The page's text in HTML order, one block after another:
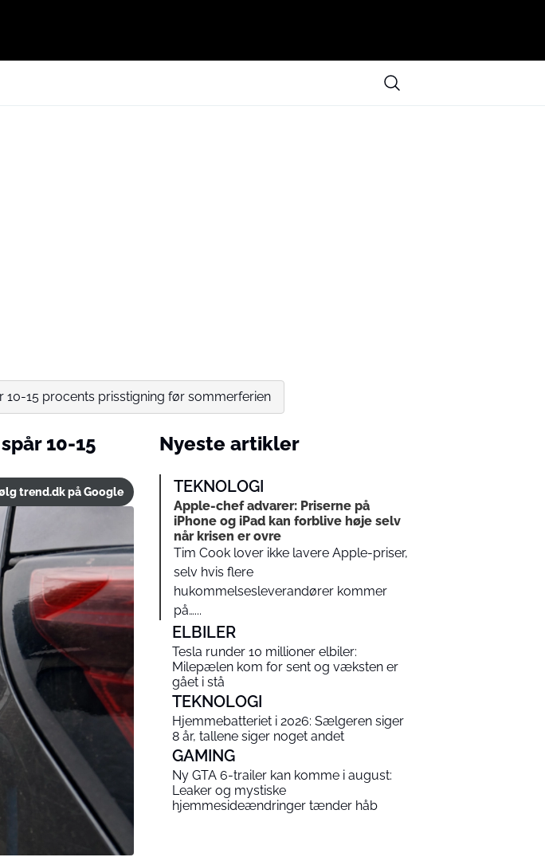
15 procents prisstigning før sommerferien
10-15
trend.dk på Google
Nyeste artikler
TEKNOLOGI
Apple-chef advarer: Priserne på
iPhone og iPad kan forblive høje selv
når krisen er ovre
Tim Cook lover ikke lavere Apple-priser,
selv hvis flere
hukommelsesleverandører kommer
på…...
ELBILER
Tesla runder 10 millioner elbiler:
Milepælen kom for sent og væksten er
gået i stå
TEKNOLOGI
Hjemmebatteriet i 2026: Sælgeren siger
8 år, tallene siger noget andet
GAMING
Ny GTA 6-trailer kan komme i august:
Leaker og mystiske
hjemmesideændringer tænder håb